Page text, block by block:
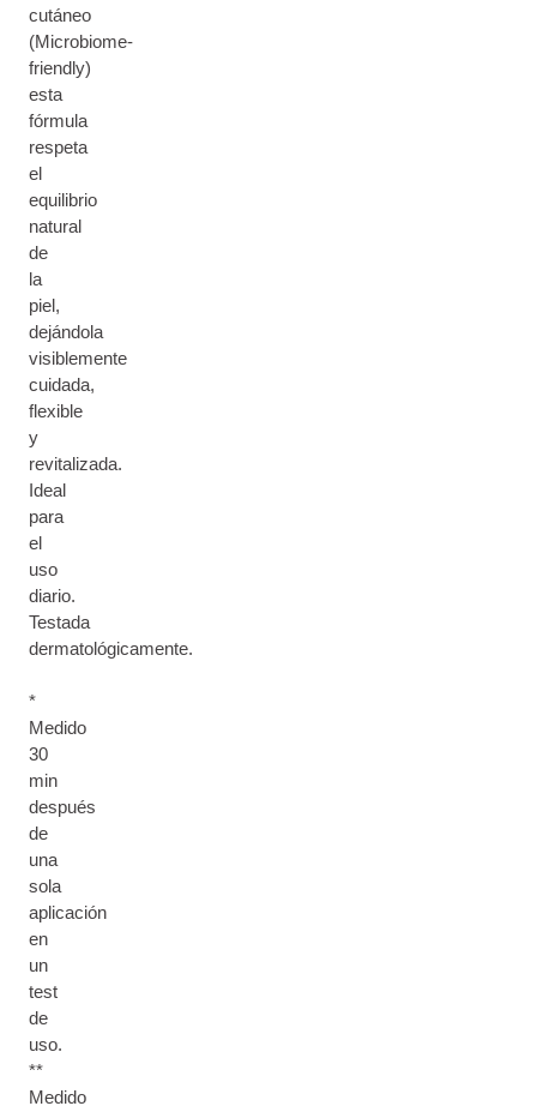
cutáneo
(Microbiome-
friendly)
esta
fórmula
respeta
el
equilibrio
natural
de
la
piel,
dejándola
visiblemente
cuidada,
flexible
y
revitalizada.
Ideal
para
el
uso
diario.
Testada
dermatológicamente.
*
Medido
30
min
después
de
una
sola
aplicación
en
un
test
de
uso.
**
Medido